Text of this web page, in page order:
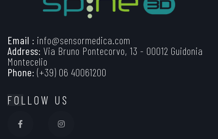
Email : info@sensormedica.com
Address: Via Bruno Pontecorvo, 13 - 00012 Guidonia
Montecelio
Phone: (+39) 06 40061200
FOLLOW US